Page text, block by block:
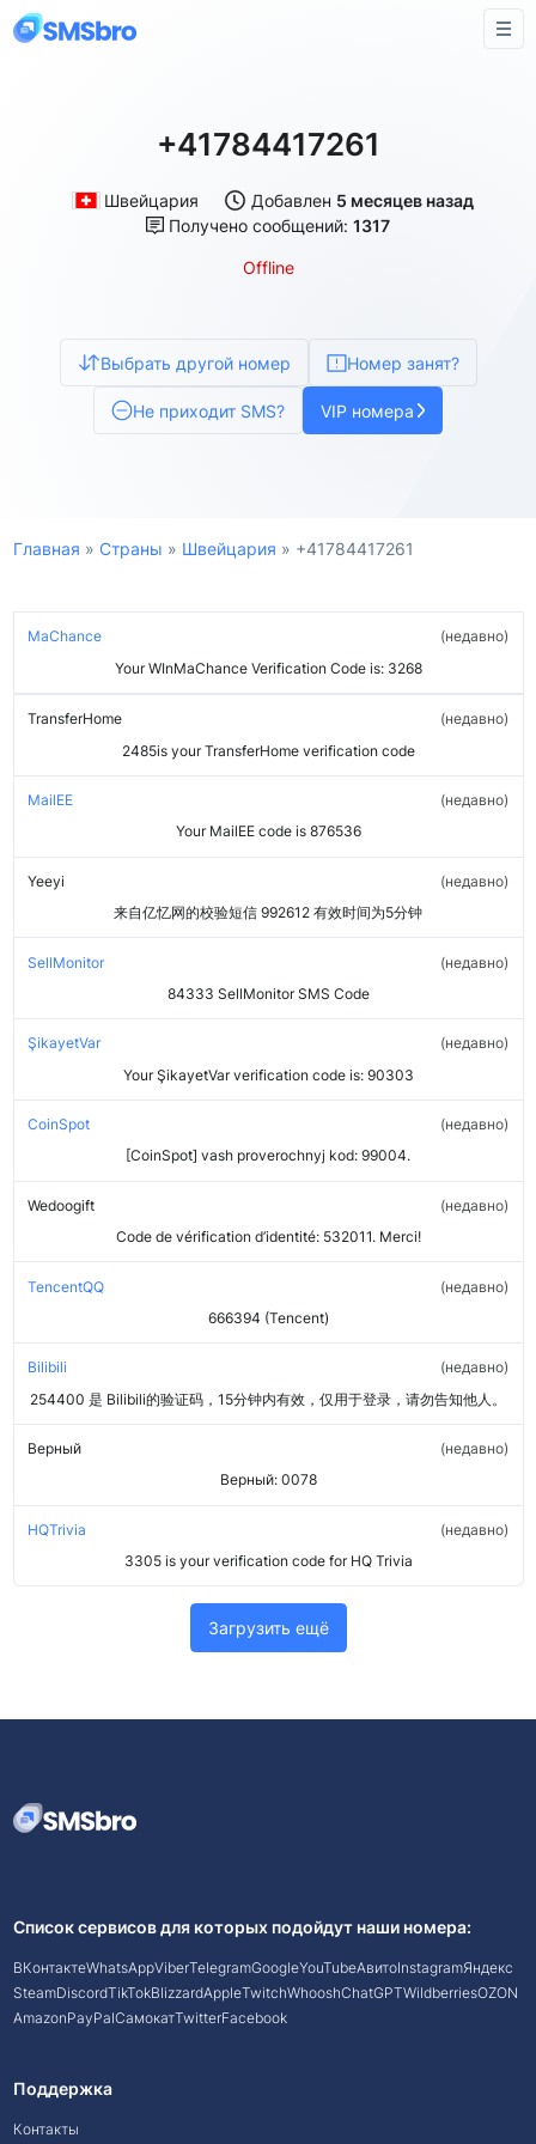
+41784417261
Швейцария Добавлен 5 месяцев назад
Получено сообщений: 1317
Offline
Выбрать другой номер Номер занят?
Не приходит SMS? VIP номера
Главная » Страны » Швейцария » +41784417261
MaChance
Your WInMaChance Verification Code is: 3268
недавно
TransferHome
2485is your TransferHome verification code
недавно
MailEE
Your MailEE code is 876536
недавно
Yeeyi
来自亿忆网的校验短信 992612 有效时间为5分钟
недавно
SellMonitor
84333 SellMonitor SMS Code
недавно
ŞikayetVar
Your ŞikayetVar verification code is: 90303
недавно
CoinSpot
[CoinSpot] vash proverochnyj kod: 99004.
недавно
Wedoogift
Code de vérification d’identité: 532011. Merci!
недавно
TencentQQ
666394 (Tencent)
недавно
Bilibili
254400 是 Bilibili的验证码，15分钟内有效，仅用于登录，请勿告知他人。
недавно
Верный
Верный: 0078
недавно
HQTrivia
3305 is your verification code for HQ Trivia
недавно
Загрузить ещё
Список сервисов для которых подойдут наши номера:
ВКонтактеWhatsAppViberTelegramGoogleYouTubeАвитоInstagramЯндекс
SteamDiscordTikTokBlizzardAppleTwitchWhooshChatGPTWildberriesOZON
AmazonPayPalСамокатTwitterFacebook
Поддержка
Контакты